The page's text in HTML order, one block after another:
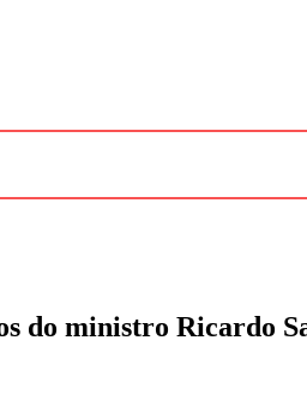
do ministro Ricardo